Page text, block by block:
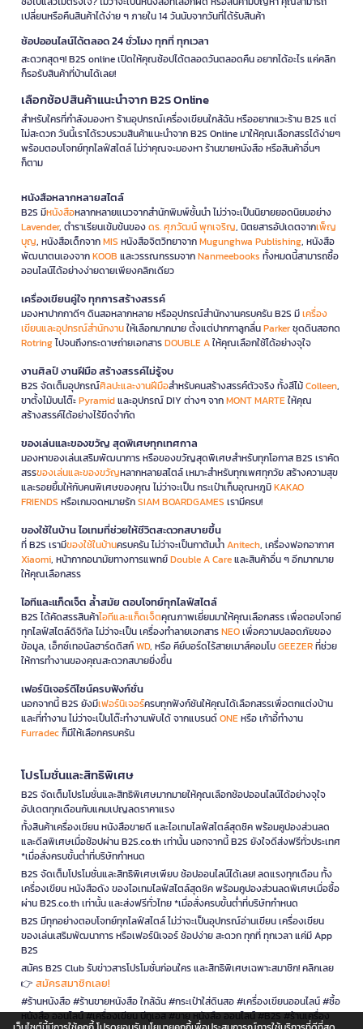
เปลี่ยนหรือคืนสินค้าได้ง่าย ๆ ภายใน 14 วันนับจากวันที่ได้รับสินค้า
ช้อปออนไลน์ได้ตลอด 24 ชั่วโมง ทุกที่ ทุกเวลา
สะดวกสุดๆ! B2S online เปิดให้คุณช้อปได้ตลอดวันตลอดคืน อยากได้อะไร แค่คลิก
ก็รอรับสินค้าที่บ้านได้เลย!
เลือกช้อปสินค้าแนะนำจาก B2S Online
สำหรับใครที่กำลังมองหา ร้านอุปกรณ์เครื่องเขียนใกล้ฉัน หรืออยากแวะร้าน B2S แต่
ไม่สะดวก วันนี้เราได้รวบรวมสินค้าแนะนำจาก B2S Online มาให้คุณเลือกสรรได้ง่ายๆ
พร้อมตอบโจทย์ทุกไลฟ์สไตล์ ไม่ว่าคุณจะมองหา ร้านขายหนังสือ หรือสินค้าอื่นๆ
ก็ตาม
หนังสือหลากหลายสไตล์
B2S มีหนังสือหลากหลายแนวจากสำนักพิมพ์ชั้นนำ ไม่ว่าจะเป็นนิยายยอดนิยมอย่าง
Lavender, ตำราเรียนเข้มข้นของดร. ศุภวัฒน์ พุกเจริญ, นิตยสารอัปเดตจากเพ็ญ
บุญ, หนังสือเด็กจากMIS หนังสือจิตวิทยาจากMugunghwa Publishing, หนังสือ
พัฒนาตนเองจากKOOB และวรรณกรรมจากNanmeebooks ทั้งหมดนี้สามารถซื้อ
ออนไลน์ได้อย่างง่ายดายเพียงคลิกเดียว
เครื่องเขียนคู่ใจ ทุกการสร้างสรรค์
มองหาปากกาดีๆ ดินสอหลากหลาย หรืออุปกรณ์สำนักงานครบครัน B2S มีเครื่อง
เขียนและอุปกรณ์สำนักงานให้เลือกมากมาย ตั้งแต่ปากกาลูกลื่นParkerชุดดินสอกด
Rotringไปจนถึงกระดาษถ่ายเอกสารDOUBLE Aให้คุณเลือกใช้ได้อย่างจุใจ
งานศิลป์ งานฝีมือ สร้างสรรค์ไม่รู้จบ
B2S จัดเต็มอุปกรณ์ศิลปะและงานฝีมือสำหรับคนสร้างสรรค์ตัวจริง ทั้งสีไม้Colleen,
ขาตั้งไม้บนโต๊ะPyramidและอุปกรณ์ DIY ต่างๆ จากMONT MARTEให้คุณ
สร้างสรรค์ได้อย่างไร้ขีดจำกัด
ของเล่นและของขวัญ สุดพิเศษทุกเทศกาล
มองหาของเล่นเสริมพัฒนาการ หรือของขวัญสุดพิเศษสำหรับทุกโอกาส B2S เราคัด
สรรของเล่นและของขวัญหลากหลายสไตล์ เหมาะสำหรับทุกเพศทุกวัย สร้างความสุข
และรอยยิ้มให้กับคนพิเศษของคุณ ไม่ว่าจะเป็น กระเป๋าเก็บอุณหภูมิKAKAO
FRIENDS หรือเกมจดหมายรักSIAM BOARDGAMES เรามีครบ!
ของใช้ในบ้าน ไอเทมที่ช่วยให้ชีวิตสะดวกสบายขึ้น
ที่ B2S เรามีของใช้ในบ้านครบครัน ไม่ว่าจะเป็นกาต้มน้ำAnitech, เครื่องฟอกอากาศ
Xiaomi, หน้ากากอนามัยทางการแพทย์Double A Careและสินค้าอื่น ๆ อีกมากมาย
ให้คุณเลือกสรร
ไอทีและแก็ดเจ็ต ล้ำสมัย ตอบโจทย์ทุกไลฟ์สไตล์
B2S ได้คัดสรรสินค้าไอทีและแก็ดเจ็ตคุณภาพเยี่ยมมาให้คุณเลือกสรร เพื่อตอบโจทย์
ทุกไลฟ์สไตล์ดิจิทัล ไม่ว่าจะเป็น เครื่องทำลายเอกสารNEOเพื่อความปลอดภัยของ
ข้อมูล, เอ็กซ์เทอนัลฮาร์ดดิสก์WD, หรือ คีย์บอร์ดไร้สายเมาส์คอมโบGEEZERที่ช่วย
ให้การทำงานของคุณสะดวกสบายยิ่งขึ้น
เฟอร์นิเจอร์ดีไซน์ครบฟังก์ชั่น
นอกจากนี้ B2S ยังมีเฟอร์นิเจอร์ครบทุกฟังก์ชันให้คุณได้เลือกสรรเพื่อตกแต่งบ้าน
และที่ทำงาน ไม่ว่าจะเป็นโต๊ะทำงานพับได้ จากแบรนด์ONEหรือ เก้าอี้ทำงาน
Furradecก็มีให้เลือกครบครัน
โปรโมชั่นและสิทธิพิเศษ
B2S จัดเต็มโปรโมชั่นและสิทธิพิเศษมากมายให้คุณเลือกช้อปออนไลน์ได้อย่างจุใจ
อัปเดตทุกเดือนกับแคมเปญลดราคาแรง
ทั้งสินค้าเครื่องเขียน หนังสือขายดี และไอเทมไลฟ์สไตล์สุดชิค พร้อมคูปองส่วนลด
และดีลพิเศษเมื่อช้อปผ่าน B2S.co.th เท่านั้น นอกจากนี้ B2S ยังใจดีส่งฟรีทั่วประเทศ
*เมื่อสั่งครบขั้นต่ำที่บริษัทกำหนด
B2S จัดเต็มโปรโมชั่นและสิทธิพิเศษเพียบ ช้อปออนไลน์ได้เลย! ลดแรงทุกเดือน ทั้ง
เครื่องเขียน หนังสือดัง ของไอเทมไลฟ์สไตล์สุดชิค พร้อมคูปองส่วนลดพิเศษเมื่อซื้อ
ผ่าน B2S.co.th เท่านั้น และส่งฟรีทั่วไทย *เมื่อสั่งครบขั้นต่ำที่บริษัทกำหนด
B2S มีทุกอย่างตอบโจทย์ทุกไลฟ์สไตล์ ไม่ว่าจะเป็นอุปกรณ์อ่านเขียน เครื่องเขียน
ของเล่นเสริมพัฒนาการ หรือเฟอร์นิเจอร์ ช้อปง่าย สะดวก ทุกที่ ทุกเวลา แค่มี App
B2S
สมัคร B2S Club รับข่าวสารโปรโมชั่นก่อนใคร และสิทธิพิเศษเฉพาะสมาชิก! คลิกเลย
👉 สมัครสมาชิกเลย!
#ร้านหนังสือ #ร้านขายหนังสือ ใกล้ฉัน #กระเป๋าใส่ดินสอ #เครื่องเขียนออนไลน์ #ซื้อ
หนังสือ ออนไลน์ #เครื่องเขียน บีทูเอส #ขาย หนังสือ ออนไลน์ #B2S #ร้านเครื่อง